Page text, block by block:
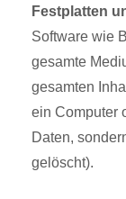
Festplatten
Software wie
gesamte
gesamten
ein Computer
Daten,
gelöscht).